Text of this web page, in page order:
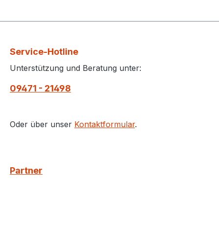
Service-Hotline
Unterstützung und Beratung unter:
09471 - 21498
Oder über unser Kontaktformular.
Partner